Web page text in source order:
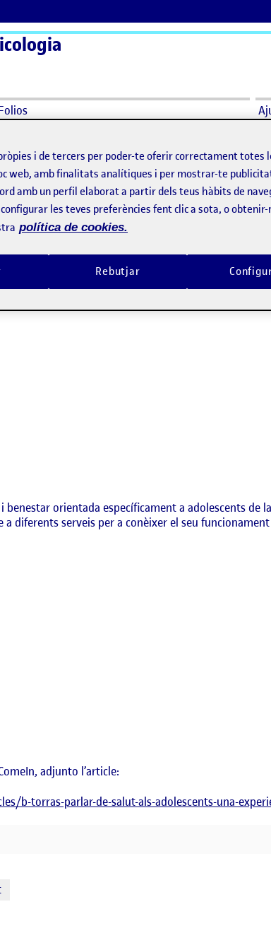
a la Catalunya Central
Adolescents a la Catalunya
a la Catalunya Central
orientada específicament a adolescents de
diferents serveis per a conèixer el seu
adjunto l’article:
b-torras-parlar-de-salut-als-adolescents-una-
i de tercers per poder-te oferir correctament totes
web, amb finalitats analítiques i per mostrar-te
amb un perfil elaborat a partir dels teus hàbits de
les teves preferències fent clic a sota, o obtenir-
política de cookies.
Rebutjar